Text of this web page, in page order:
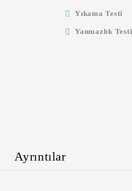
Yıkama Testi
Yanmazlık Testi
Ayrıntılar